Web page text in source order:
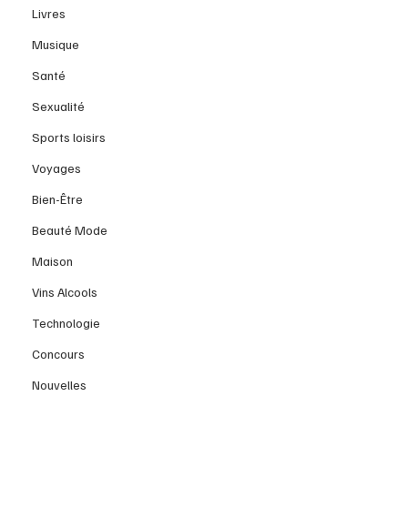
Livres
Musique
Santé
Sexualité
Sports loisirs
Voyages
Bien-Être
Beauté Mode
Maison
Vins Alcools
Technologie
Concours
Nouvelles